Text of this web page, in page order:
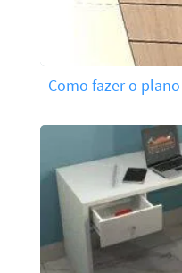
Como fazer o